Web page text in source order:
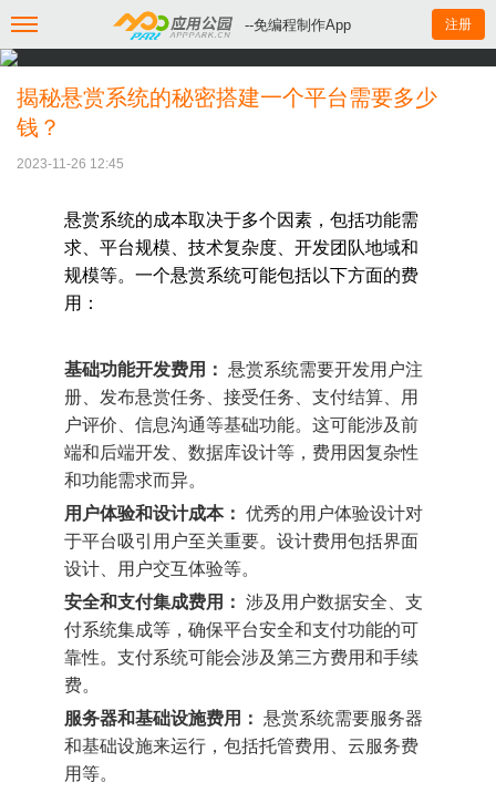
--免编程制作App 注册
揭秘悬赏系统的秘密搭建一个平台需要多少
钱？
2023-11-26 12:45
悬赏系统的成本取决于多个因素，包括功能需
求、平台规模、技术复杂度、开发团队地域和
规模等。一个悬赏系统可能包括以下方面的费
用：
基础功能开发费用： 悬赏系统需要开发用户注
册、发布悬赏任务、接受任务、支付结算、用
户评价、信息沟通等基础功能。这可能涉及前
端和后端开发、数据库设计等，费用因复杂性
和功能需求而异。
用户体验和设计成本： 优秀的用户体验设计对
于平台吸引用户至关重要。设计费用包括界面
设计、用户交互体验等。
安全和支付集成费用： 涉及用户数据安全、支
付系统集成等，确保平台安全和支付功能的可
靠性。支付系统可能会涉及第三方费用和手续
费。
服务器和基础设施费用： 悬赏系统需要服务器
和基础设施来运行，包括托管费用、云服务费
用等。